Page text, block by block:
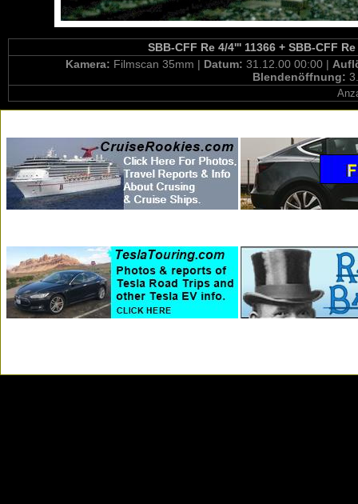
SBB-CFF Re 4/4''' 11366 + SBB-CFF
Kamera: Filmscan 35mm | Datum: 31.12.00 00:00 |
Blendenöffnung: